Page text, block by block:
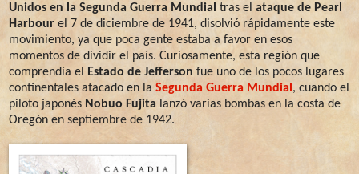
Unidos en la Segunda Guerra Mundial tras el ataque de Pearl
Harbour el 7 de diciembre de 1941, disolvió rápidamente este
movimiento, ya que poca gente estaba a favor en esos
momentos de dividir el país. Curiosamente, esta región que
comprendía el
Estado de Jefferson fue uno de los pocos lugares
continentales atacado en la Segunda Guerra Mundial , cuando el
piloto japonés Nobuo Fujita lanzó varias bombas en la costa de
Oregón en septiembre de 1942.